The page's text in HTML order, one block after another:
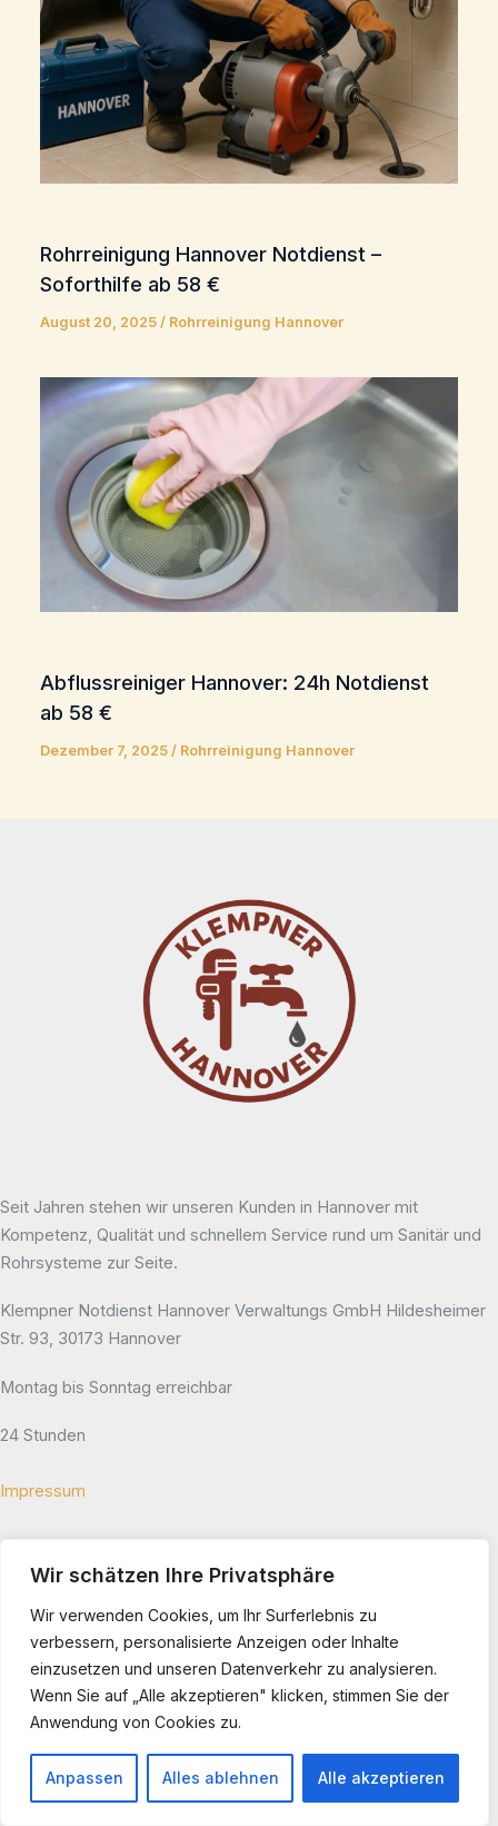
Wir schätzen Ihre Privatsphäre
Wir verwenden Cookies, um Ihr Surferlebnis zu
verbessern, personalisierte Anzeigen oder Inhalte
einzusetzen und unseren Datenverkehr zu analysieren.
Wenn Sie auf „Alle akzeptieren" klicken, stimmen Sie der
Anwendung von Cookies zu.
Anpassen Alles ablehnen Alle akzeptieren
Rohrreinigung Hannover Notdienst –
Soforthilfe ab 58 €
August 20, 2025 / Rohrreinigung Hannover
Abflussreiniger Hannover: 24h Notdienst
ab 58 €
Dezember 7, 2025/ Rohrreinigung Hannover
Seit Jahren stehen wir unseren Kunden in Hannover mit
Kompetenz, Qualität und schnellem Service rund um Sanitär und
Rohrsysteme zur Seite.
Klempner Notdienst Hannover Verwaltungs GmbH Hildesheimer
Str. 93, 30173 Hannover
Montag bis Sonntag erreichbar
24 Stunden
Impressum
Datenschutz
Startseite
Leistungen
umliegende Regionen
Blog
Über
Kontakt